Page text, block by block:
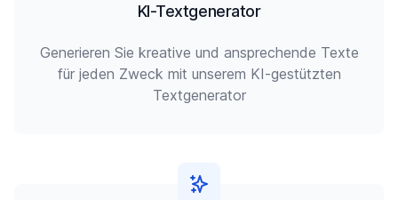
KI-Textgenerator
Generieren Sie kreative und ansprechende Texte
für jeden Zweck mit unserem KI-gestützten
Textgenerator